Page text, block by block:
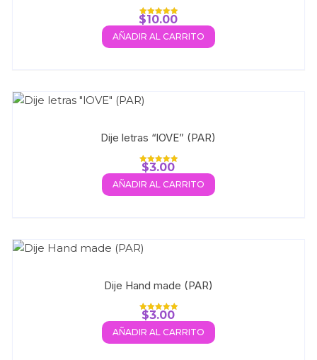
Valorado con
5.00
de 5
$10.00
AÑADIR AL CARRITO
Dije letras “lOVE” (PAR)
Valorado con
5.00
de 5
$3.00
AÑADIR AL CARRITO
Dije Hand made (PAR)
Valorado con
5.00
de 5
$3.00
AÑADIR AL CARRITO